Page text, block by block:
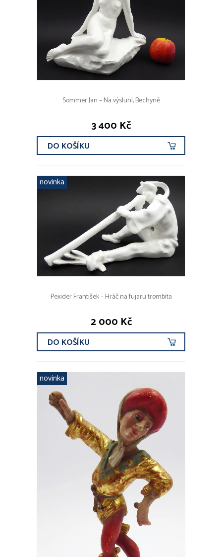
Sommer Jan – Na výsluní, Bechyně
3 400 Kč
DO KOŠÍKU
novinka
Pexider František – Hráč na fujaru trombita
2 000 Kč
DO KOŠÍKU
novinka